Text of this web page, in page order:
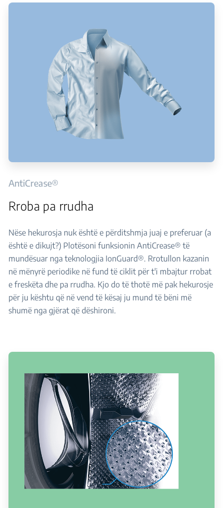
AntiCrease®
Rroba pa rrudha
Nëse hekurosja nuk është e përditshmja juaj e preferuar (a
është e dikujt?) Plotësoni funksionin AntiCrease® të
mundësuar nga teknologjia IonGuard®. Rrotullon kazanin
në mënyrë periodike në fund të ciklit për t'i mbajtur rrobat
e freskëta dhe pa rrudha. Kjo do të thotë më pak hekurosje
për ju kështu që në vend të kësaj ju mund të bëni më
shumë nga gjërat që dëshironi.